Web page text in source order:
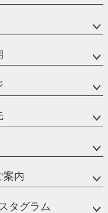
案内
タグラム